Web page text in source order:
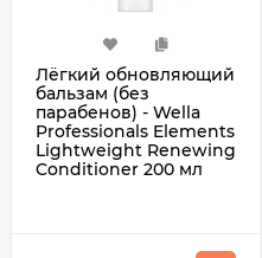
Лёгкий обновляющий
бальзам (без
парабенов) - Wella
Professionals Elements
Lightweight Renewing
Conditioner 200 мл